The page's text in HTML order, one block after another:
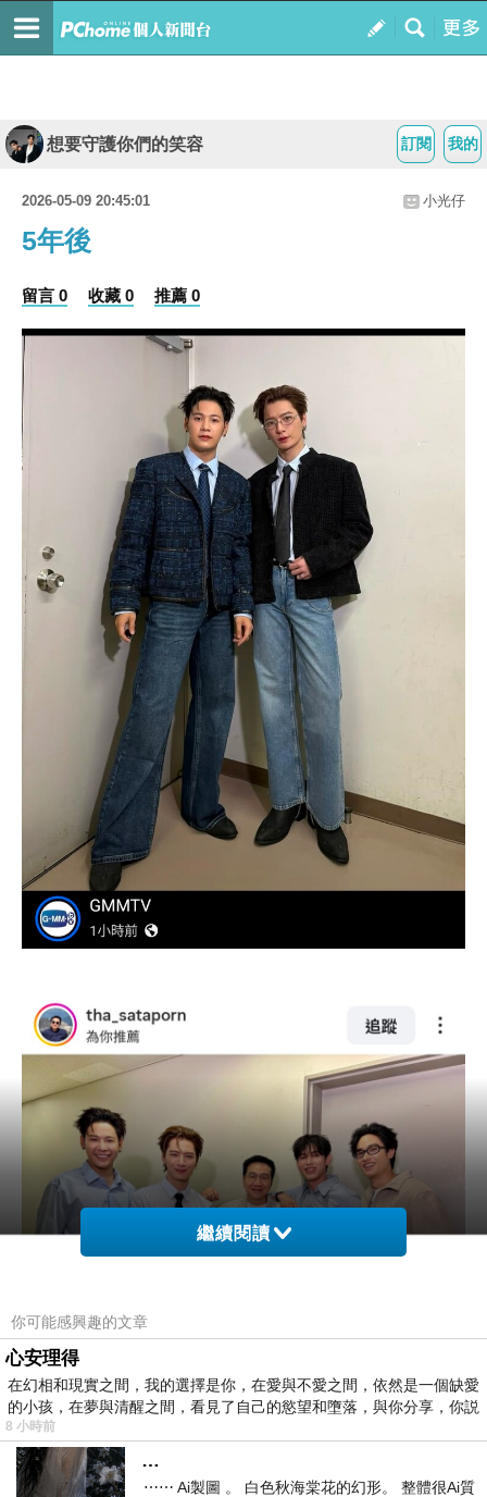
我的
訂閱
想要守護你們的笑容
2026-05-09 20:45:01 小光仔
5年後
留言 0 收藏 0 推薦 0
繼續閱讀
你可能感興趣的文章
心安理得
在幻相和現實之間，我的選擇是你，在愛與不愛之間，依然是一個缺愛
的小孩，在夢與清醒之間，看見了自己的慾望和墮落，與你分享，你説
8 小時前
…
⋯⋯ Ai製圖 。 白色秋海棠花的幻形。 整體很Ai質